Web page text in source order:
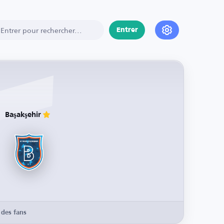
Entrer
Başakşehir
fans